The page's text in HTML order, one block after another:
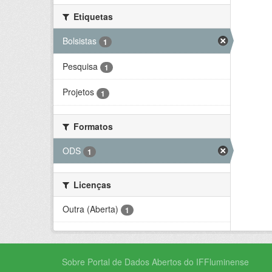
Etiquetas
Bolsistas
1
Pesquisa 1
Projetos 1
Formatos
ODS
1
Licenças
Outra (Aberta)
1
Sobre Portal de Dados Abertos do IFFluminense